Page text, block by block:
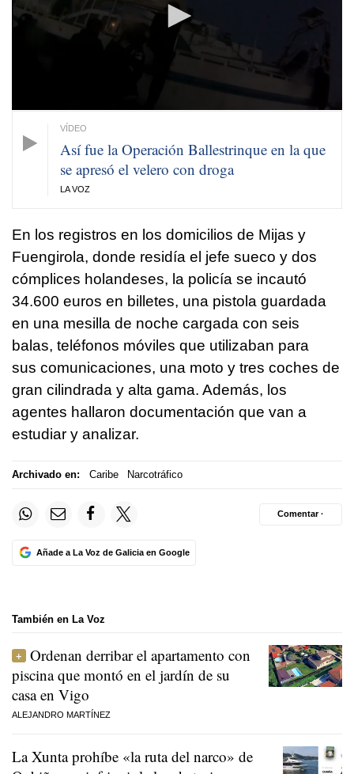
seconds
Así fue la Operación Ballestrinque en la que
se apresó el velero con droga
LA VOZ
En los registros en los domicilios de Mijas y
Fuengirola, donde residía el jefe sueco y dos
cómplices holandeses, la policía se incautó
34.600 euros en billetes, una pistola guardada
en una mesilla de noche cargada con seis
balas, teléfonos móviles que utilizaban para
sus comunicaciones, una moto y tres coches de
gran cilindrada y alta gama. Además, los
agentes hallaron documentación que van a
estudiar y analizar.
Archivado en: Caribe Narcotráfico
Añade a La Voz de Galicia en Google
Comentar ·
También en La Voz
Ordenan derribar el apartamento con
piscina que montó en el jardín de su
casa en Vigo
ALEJANDRO MARTÍNEZ
La Xunta prohíbe «la ruta del narco» de